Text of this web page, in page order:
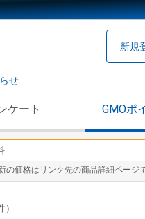
新規
せ
ケート GMOポ
価格はリンク先の商品詳細ページ
）